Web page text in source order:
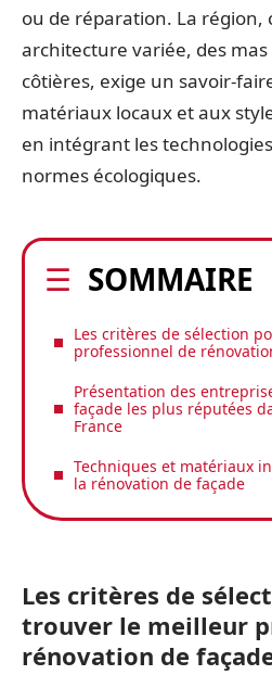
ou de réparation. La région,
architecture variée, des
côtières, exige un savoir-
matériaux locaux et aux
en intégrant les
normes écologiques.
SOMMAIRE
Les critères de sélection
professionnel de
Présentation des
façade les plus réputées
France
Techniques et matériaux
la rénovation de façade
Les critères de
trouver le meilleur
rénovation de